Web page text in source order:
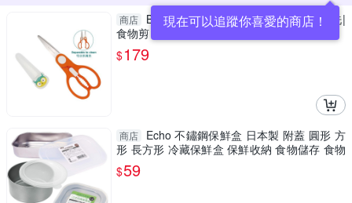
現在可以追蹤你喜愛的商店！
商店
Babymate 嬰兒不銹鋼食物剪刀|可拆洗|
食物剪
$179
商店
Echo 不鏽鋼保鮮盒 日本製 附蓋 圓形 方
形 長方形 冷藏保鮮盒 保鮮收納 食物儲存 食物
保鮮盒 0400
$59